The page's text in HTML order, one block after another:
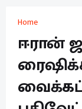
Home
ஈரான்